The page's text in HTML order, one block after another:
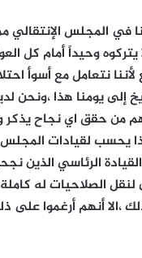
في المجلس الإنتقالي
وحيداً أمام كل
نتعامل مع أسوأ
إلى يومنا هذا ،ونحن
من حقق اي نجاح يذكر
يحسب لقيادات المجلس
الرئاسي الذين
الصلاحيات له
،الا أنهم أرغموا على